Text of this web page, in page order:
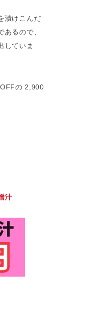
漬けこんだ
るので、
していま
の 2,900
汁